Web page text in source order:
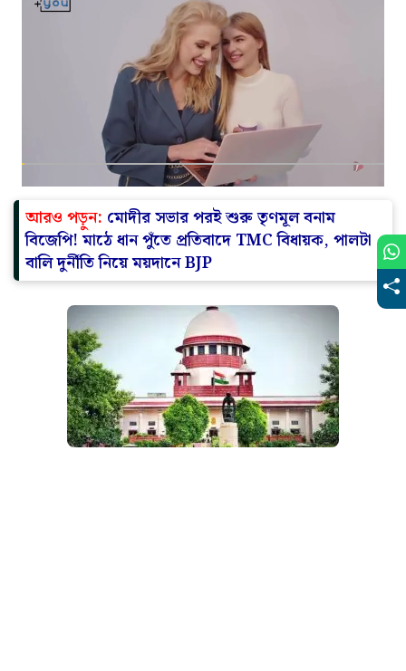
আরও পড়ুন: মোদীর সভার পরই শুরু তৃণমূল বনাম
বিজেপি! মাঠে ধান পুঁতে প্রতিবাদে TMC বিধায়ক, পালটা
বালি দুর্নীতি নিয়ে ময়দানে BJP